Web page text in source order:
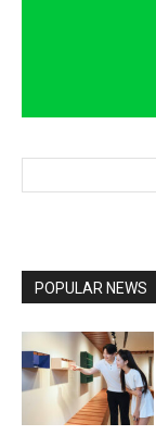
POPULAR NEWS